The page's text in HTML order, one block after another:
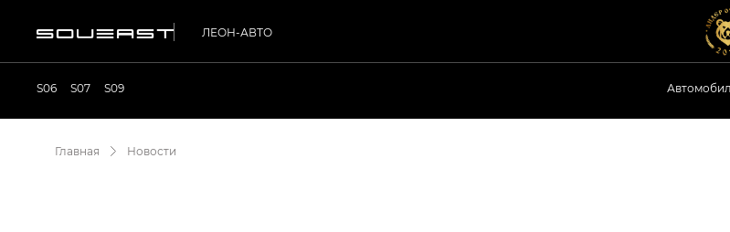
ЛЕОН-АВТО
S06 S07 S09
Главная Новости